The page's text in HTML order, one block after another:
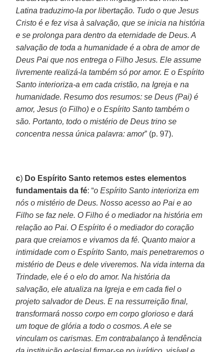
Latina traduzimo-la por libertação. Tudo o que Jesus
Cristo é e fez visa à salvação, que se inicia na história
e se prolonga para dentro da eternidade de Deus. A
salvação de toda a humanidade é a obra de amor de
Deus Pai que nos entrega o Filho Jesus. Ele assume
livremente realizá-la também só por amor. E o Espírito
Santo interioriza-a em cada cristão, na Igreja e na
humanidade. Resumo dos resumos: se Deus (Pai) é
amor, Jesus (o Filho) e o Espírito Santo também o
são. Portanto, todo o mistério de Deus trino se
concentra nessa única palavra: amor” (p. 97).
c) Do Espírito Santo retemos estes elementos
fundamentais da fé: “o Espírito Santo interioriza em
nós o mistério de Deus. Nosso acesso ao Pai e ao
Filho se faz nele. O Filho é o mediador na história em
relação ao Pai. O Espírito é o mediador do coração
para que creiamos e vivamos da fé. Quanto maior a
intimidade com o Espírito Santo, mais penetraremos o
mistério de Deus e dele viveremos. Na vida interna da
Trindade, ele é o elo do amor. Na história da
salvação, ele atualiza na Igreja e em cada fiel o
projeto salvador de Deus. E na ressurreição final,
transformará nosso corpo em corpo glorioso e dará
um toque de glória a todo o cosmos. A ele se
vinculam os carismas. Em contrabalanço à tendência